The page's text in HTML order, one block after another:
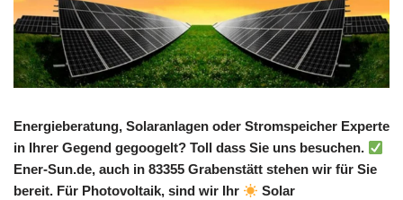
Energieberatung, Solaranlagen oder Stromspeicher Experte
in Ihrer Gegend gegoogelt? Toll dass Sie uns besuchen.
Ener-Sun.de, auch in 83355 Grabenstätt stehen wir für Sie
bereit. Für Photovoltaik, sind wir Ihr
Solar